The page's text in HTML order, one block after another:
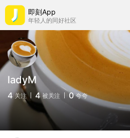
即刻App
年轻人的同好社区
ladyM
4 关注 4 被关注 0 夸夸